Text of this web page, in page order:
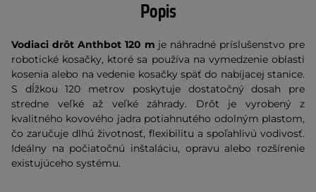
Popis
Vodiaci drôt Anthbot 120 m je náhradné príslušenstvo pre
robotické kosačky, ktoré sa používa na vymedzenie oblasti
kosenia alebo na vedenie kosačky späť do nabíjacej stanice.
S dĺžkou 120 metrov poskytuje dostatočný dosah pre
stredne veľké až veľké záhrady. Drôt je vyrobený z
kvalitného kovového jadra potiahnutého odolným plastom,
čo zaručuje dlhú životnosť, flexibilitu a spoľahlivú vodivosť.
Ideálny na počiatočnú inštaláciu, opravu alebo rozšírenie
existujúceho systému.